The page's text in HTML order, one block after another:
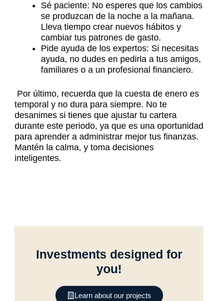
Sé paciente: No esperes que los cambios
se produzcan de la noche a la mañana.
Lleva tiempo crear nuevos hábitos y
cambiar tus patrones de gasto.
Pide ayuda de los expertos: Si necesitas
ayuda, no dudes en pedirla a tus amigos,
familiares o a un profesional financiero.
Por último, recuerda que la cuesta de enero es
temporal y no dura para siempre. No te
desanimes si tienes que ajustar tu cartera
durante este periodo, ya que es una oportunidad
para aprender a administrar mejor tus finanzas.
Mantén la calma, y toma decisiones
inteligentes.
Investments designed for
you!
Learn about our projects